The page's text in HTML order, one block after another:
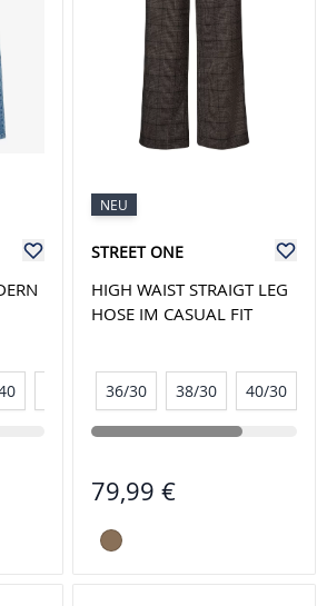
44
NEU
STREET ONE
HIGH WAIST STRAIGT LEG
HOSE IM CASUAL FIT
36/30 38/30 40/30
79,99 €